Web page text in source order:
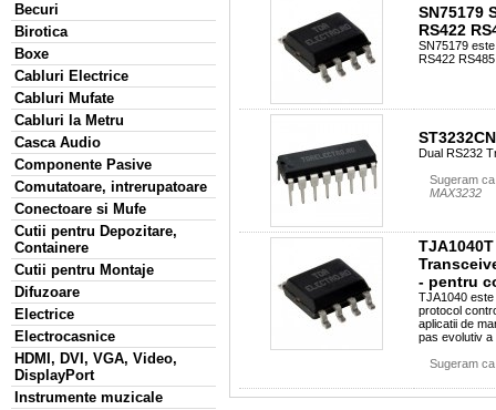
Becuri
Birotica
Boxe
Cabluri Electrice
Cabluri Mufate
Cabluri la Metru
Casca Audio
Componente Pasive
Comutatoare, intrerupatoare
Conectoare si Mufe
Cutii pentru Depozitare,
Containere
Cutii pentru Montaje
Difuzoare
Electrice
Electrocasnice
HDMI, DVI, VGA, Video,
DisplayPort
Instrumente muzicale
SN75179
RS422
SN75179
RS422
ST3232CN
Dual RS232
Sugeram
MAX3232
- pentru
TJA1040
protocol
aplicatii de
pas evolutiv a
Sugeram